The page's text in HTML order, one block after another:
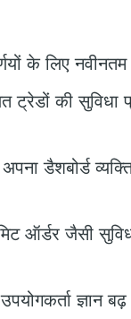
के लिए
ट्रेडों की
डैशबोर्ड
ऑर्डर जैसी
ज्ञान